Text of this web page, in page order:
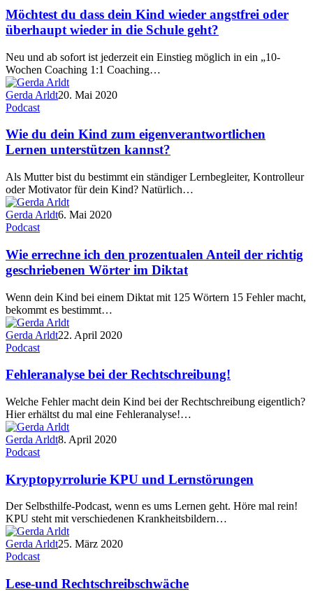
Möchtest du dass dein Kind wieder angstfrei oder
überhaupt wieder in die Schule geht?
Neu und ab sofort ist jederzeit ein Einstieg möglich in ein „10-
Wochen Coaching 1:1 Coaching…
Gerda Arldt20. Mai 2020
Podcast
Wie du dein Kind zum eigenverantwortlichen
Lernen unterstützen kannst?
Als Mutter bist du bestimmt ein ständiger Lernbegleiter, Kontrolleur
oder Motivator für dein Kind? Natürlich…
Gerda Arldt6. Mai 2020
Podcast
Wie errechne ich den prozentualen Anteil der richtig
geschriebenen Wörter im Diktat
Wenn dein Kind bei einem Diktat mit 125 Wörtern 15 Fehler macht,
bekommt es bestimmt…
Gerda Arldt22. April 2020
Podcast
Fehleranalyse bei der Rechtschreibung!
Welche Fehler macht dein Kind bei der Rechtschreibung eigentlich?
Hier erhältst du mal eine Fehleranalyse!…
Gerda Arldt8. April 2020
Podcast
Kryptopyrrolurie KPU und Lernstörungen
Der Selbsthilfe-Podcast, wenn es ums Lernen geht. Höre mal rein!
KPU steht mit verschiedenen Krankheitsbildern…
Gerda Arldt25. März 2020
Podcast
Lese-und Rechtschreibschwäche